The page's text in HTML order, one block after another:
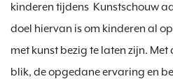
kinderen tijdens Kunstschouw
doel hiervan is om kinderen al
met kunst bezig te laten zijn.
blik, de opgedane ervaring en